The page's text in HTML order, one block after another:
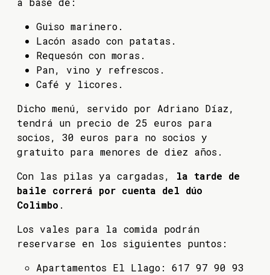
Guiso marinero.
Lacón asado con patatas.
Requesón con moras.
Pan, vino y refrescos.
Café y licores.
Dicho menú, servido por Adriano Díaz,
tendrá un precio de 25 euros para
socios, 30 euros para no socios y
gratuito para menores de diez años.
Con las pilas ya cargadas, la tarde de
baile correrá por cuenta del dúo
Colimbo .
Los vales para la comida podrán
reservarse en los siguientes puntos:
Apartamentos El Llago: 617 97 90 93